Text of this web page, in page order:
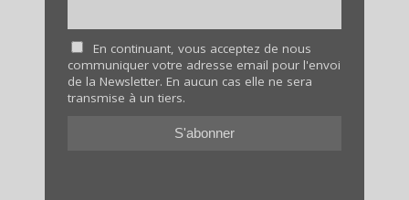
En continuant, vous acceptez de nous
communiquer votre adresse email pour l'envoi
de la Newsletter. En aucun cas elle ne sera
transmise à un tiers.